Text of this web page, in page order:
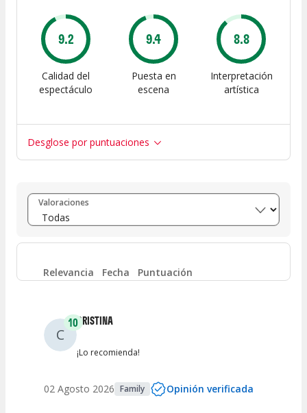
9.2
Calidad del
espectáculo
9.4
Puesta en
escena
8.8
Interpretación
artística
Desglose por puntuaciones
Entre 8 y 10 (21)
Entre 6 y 8 (6)
Entre 4 y 6 1
Entre 0 y 2
Valoraciones
Relevancia Fecha Puntuación
C
10CRISTINA
¡Lo recomienda!
02 Agosto 2026 Family Opinión verificada